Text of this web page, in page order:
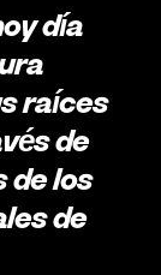
día
raíces
de
de los
de